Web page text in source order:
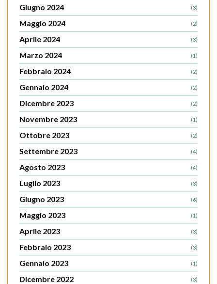
Giugno 2024 (3)
Maggio 2024 (2)
Aprile 2024 (3)
Marzo 2024 (1)
Febbraio 2024 (2)
Gennaio 2024 (2)
Dicembre 2023 (2)
Novembre 2023 (1)
Ottobre 2023 (2)
Settembre 2023 (4)
Agosto 2023 (4)
Luglio 2023 (3)
Giugno 2023 (6)
Maggio 2023 (1)
Aprile 2023 (3)
Febbraio 2023 (3)
Gennaio 2023 (1)
Dicembre 2022 (3)